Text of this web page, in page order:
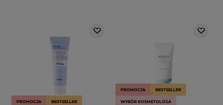
PROMOCJA BESTSELLER
PROMOCJA BESTSELLER
WYBÓR KOSMETOLOGA